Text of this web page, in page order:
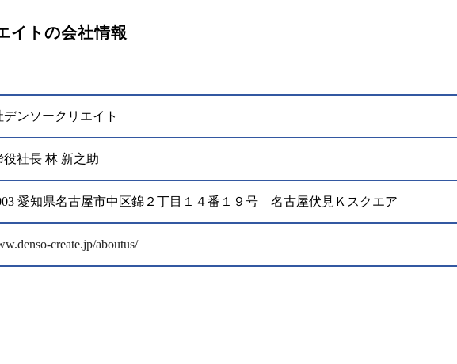
イトの会社情報
ンソークリエイト
役社長 林 新之助
愛知県名古屋市中区錦２丁目１４番１９号 名古屋伏見Ｋスクエア
create.jp/aboutus/